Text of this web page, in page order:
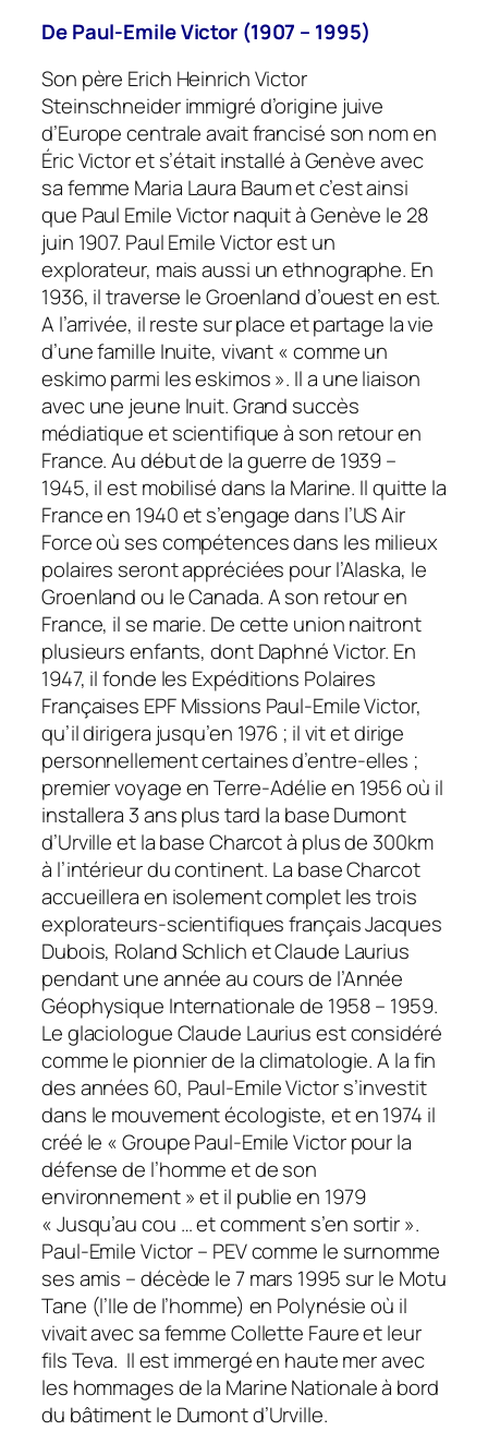
De Paul-Emile Victor (1907 – 1995)
Son père Erich Heinrich Victor
Steinschneider immigré d’origine juive
d’Europe centrale avait francisé son nom en
Éric Victor et s’était installé à Genève avec
sa femme Maria Laura Baum et c’est ainsi
que Paul Emile Victor naquit à Genève le 28
juin 1907. Paul Emile Victor est un
explorateur, mais aussi un ethnographe. En
1936, il traverse le Groenland d’ouest en est.
A l’arrivée, il reste sur place et partage la vie
d’une famille Inuite, vivant «comme un
eskimo parmi les eskimos ». Il a une liaison
avec une jeune Inuit. Grand succès
médiatique et scientifique à son retour en
France. Au début de la guerre de 1939 –
1945, il est mobilisé dans la Marine. Il quitte la
France en 1940 et s’engage dans l’US Air
Force où ses compétences dans les milieux
polaires seront appréciées pour l’Alaska, le
Groenland ou le Canada. A son retour en
France, il se marie. De cette union naitront
plusieurs enfants, dont Daphné Victor. En
1947, il fonde les Expéditions Polaires
Françaises EPF Missions Paul-Emile Victor,
qu’il dirigera jusqu’en 1976 ; il vit et dirige
personnellement certaines d’entre-elles ;
premier voyage en Terre-Adélie en 1956 où il
installera 3 ans plus tard la base Dumont
d’Urville et la base Charcot à plus de 300km
à l’intérieur du continent. La base Charcot
accueillera en isolement complet les trois
explorateurs-scientifiques français Jacques
Dubois, Roland Schlich et Claude Laurius
pendant une année au cours de l’Année
Géophysique Internationale de 1958 – 1959.
Le glaciologue Claude Laurius est considéré
comme le pionnier de la climatologie. A la fin
des années 60, Paul-Emile Victor s’investit
dans le mouvement écologiste, et en 1974 il
créé le «Groupe Paul-Emile Victor pour la
défense de l’homme et de son
environnement» et il publie en 1979
«Jusqu’au cou … et comment s’en sortir».
Paul-Emile Victor – PEV comme le surnomme
ses amis – décède le 7 mars 1995 sur le Motu
Tane (l’Ile de l’homme) en Polynésie où il
vivait avec sa femme Collette Faure et leur
fils Teva. Il est immergé en haute mer avec
les hommages de la Marine Nationale à bord
du bâtiment le Dumont d’Urville.